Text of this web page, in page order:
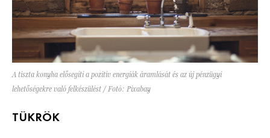
A tiszta konyha elősegíti a pozitív energiák áramlását és az új pénzügyi
lehetőségekre való felkészülést / Fotó: Pixabay
TÜKRÖK